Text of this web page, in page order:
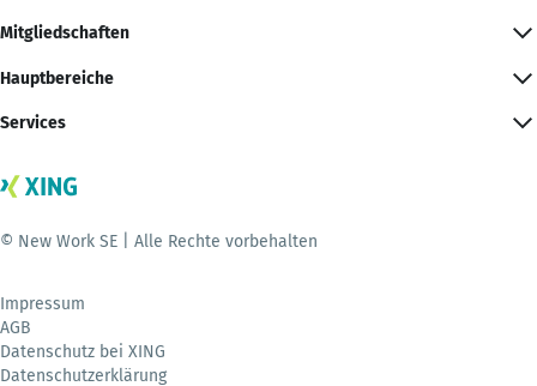
Mitgliedschaften
Hauptbereiche
Services
© New Work SE | Alle Rechte vorbehalten
Impressum
AGB
Datenschutz bei XING
Datenschutzerklärung